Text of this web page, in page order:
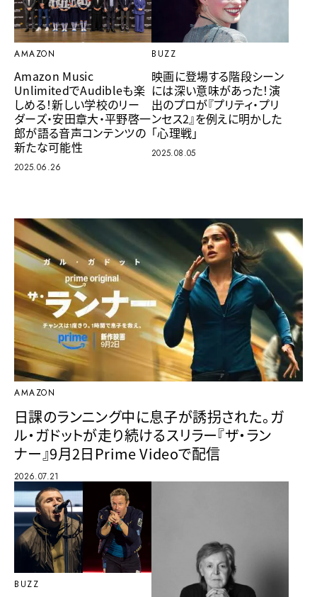
AMAZON
Amazon Music
UnlimitedでAudibleも楽
しめる！新しい学校のリー
ダーズ・安田章大・平野啓一
郎が語る音声コンテンツの
新たな可能性
2025.06.26
BUZZ
映画に登場する階段シーン
には深い意味があった！演
出のプロが『プリティ・プリ
ンセス2』を例えに明かした
「心理戦」
2025.08.05
AMAZON
日課のランニング中に息子が誘拐された。ガ
ル・ガドットが走り続けるスリラー『ザ・ラン
ナー』9月2日Prime Videoで配信
2026.07.21
BUZZ